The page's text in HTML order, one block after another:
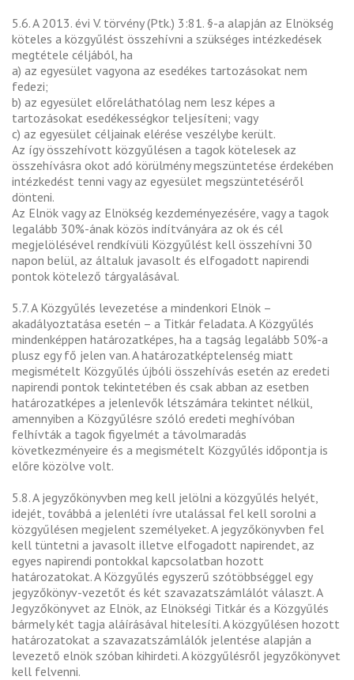
5.6. A 2013. évi V. törvény (Ptk.) 3:81. §-a alapján az Elnökség
köteles a közgyűlést összehívni a szükséges intézkedések
megtétele céljából, ha
a) az egyesület vagyona az esedékes tartozásokat nem
fedezi;
b) az egyesület előreláthatólag nem lesz képes a
tartozásokat esedékességkor teljesíteni; vagy
c) az egyesület céljainak elérése veszélybe került.
Az így összehívott közgyűlésen a tagok kötelesek az
összehívásra okot adó körülmény megszüntetése érdekében
intézkedést tenni vagy az egyesület megszüntetéséről
dönteni.
Az Elnök vagy az Elnökség kezdeményezésére, vagy a tagok
legalább 30%-ának közös indítványára az ok és cél
megjelölésével rendkívüli Közgyűlést kell összehívni 30
napon belül, az általuk javasolt és elfogadott napirendi
pontok kötelező tárgyalásával.
5.7. A Közgyűlés levezetése a mindenkori Elnök –
akadályoztatása esetén – a Titkár feladata. A Közgyűlés
mindenképpen határozatképes, ha a tagság legalább 50%-a
plusz egy fő jelen van. A határozatképtelenség miatt
megismételt Közgyűlés újbóli összehívás esetén az eredeti
napirendi pontok tekintetében és csak abban az esetben
határozatképes a jelenlevők létszámára tekintet nélkül,
amennyiben a Közgyűlésre szóló eredeti meghívóban
felhívták a tagok figyelmét a távolmaradás
következményeire és a megismételt Közgyűlés időpontja is
előre közölve volt.
5.8. A jegyzőkönyvben meg kell jelölni a közgyűlés helyét,
idejét, továbbá a jelenléti ívre utalással fel kell sorolni a
közgyűlésen megjelent személyeket. A jegyzőkönyvben fel
kell tüntetni a javasolt illetve elfogadott napirendet, az
egyes napirendi pontokkal kapcsolatban hozott
határozatokat. A Közgyűlés egyszerű szótöbbséggel egy
jegyzőkönyv-vezetőt és két szavazatszámlálót választ. A
Jegyzőkönyvet az Elnök, az Elnökségi Titkár és a Közgyűlés
bármely két tagja aláírásával hitelesíti. A közgyűlésen hozott
határozatokat a szavazatszámlálók jelentése alapján a
levezető elnök szóban kihirdeti. A közgyűlésről jegyzőkönyvet
kell felvenni.